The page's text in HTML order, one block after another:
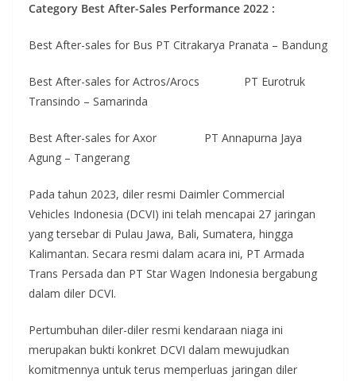
Category Best After-Sales Performance 2022 :
Best After-sales for Bus PT Citrakarya Pranata – Bandung
Best After-sales for Actros/Arocs PT Eurotruk
Transindo – Samarinda
Best After-sales for Axor PT Annapurna Jaya
Agung – Tangerang
Pada tahun 2023, diler resmi Daimler Commercial
Vehicles Indonesia (DCVI) ini telah mencapai 27 jaringan
yang tersebar di Pulau Jawa, Bali, Sumatera, hingga
Kalimantan. Secara resmi dalam acara ini, PT Armada
Trans Persada dan PT Star Wagen Indonesia bergabung
dalam diler DCVI.
Pertumbuhan diler-diler resmi kendaraan niaga ini
merupakan bukti konkret DCVI dalam mewujudkan
komitmennya untuk terus memperluas jaringan diler